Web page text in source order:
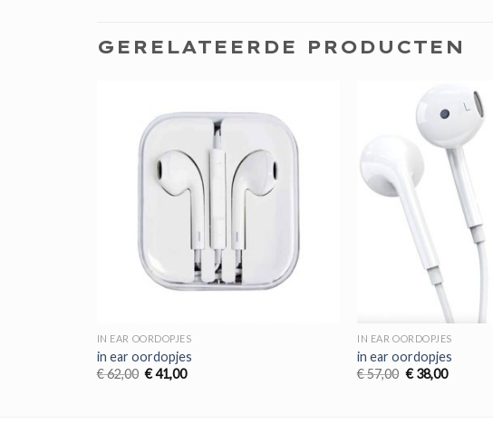
GERELATEERDE PRODUCTEN
IN EAR OORDOPJES
in ear oordopjes
€62,00 Oorspronkelijke
€41,00Huidige
IN EAR OORDOPJES
in ear oordopjes
€57,00 Oorspronkelijke
€38,00Huidige